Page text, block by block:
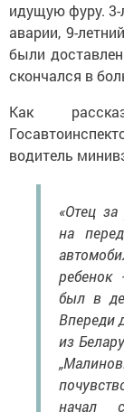
идущую фуру. 3-
аварии, 9-
были
скончался в
Как
водитель
«Отец
на
ребенок
был в
Впереди
из
начал